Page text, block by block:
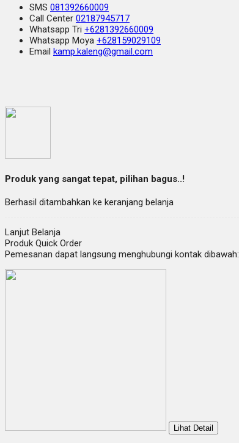
SMS 081392660009
Call Center 02187945717
Whatsapp Tri +6281392660009
Whatsapp Moya +628159029109
Email kamp.kaleng@gmail.com
Produk yang sangat tepat, pilihan bagus..!
Berhasil ditambahkan ke keranjang belanja
Lanjut Belanja
Produk Quick Order
Pemesanan dapat langsung menghubungi kontak dibawah:
Lihat Detail